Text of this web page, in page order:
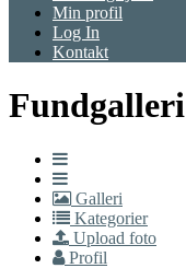
Min profil
Log In
Kontakt
Fundgalleri
Galleri
Kategorier
Upload foto
Profil